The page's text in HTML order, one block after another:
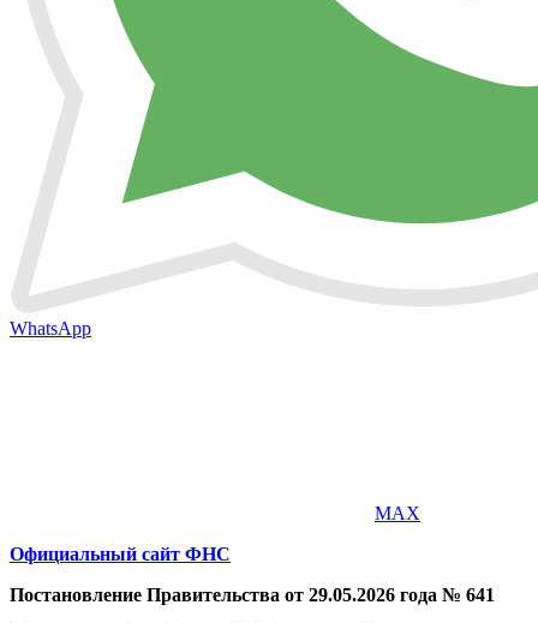
WhatsApp
MAX
Официальный сайт ФНС
Постановление Правительства от 29.05.2026 года № 641